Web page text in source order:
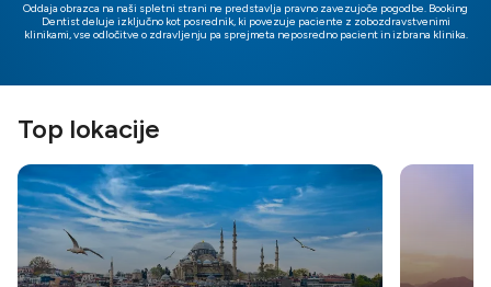
Oddaja obrazca na naši spletni strani ne predstavlja pravno zavezujoče pogodbe. Booking
Dentist deluje izključno kot posrednik, ki povezuje paciente z zobozdravstvenimi
klinikami, vse odločitve o zdravljenju pa sprejmeta neposredno pacient in izbrana klinika.
Top lokacije